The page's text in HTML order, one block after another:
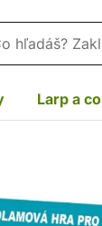
Larp a